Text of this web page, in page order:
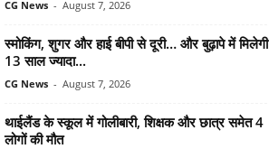
CG News - August 7, 2026
स्मोकिंग, शुगर और हाई बीपी से दूरी… और बुढ़ापे में मिलेगी
13 साल ज्यादा...
CG News - August 7, 2026
थाईलैंड के स्कूल में गोलीबारी, शिक्षक और छात्र समेत 4
लोगों की मौत